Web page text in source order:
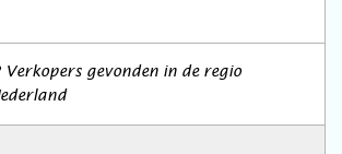
Verkopers gevonden in de regio